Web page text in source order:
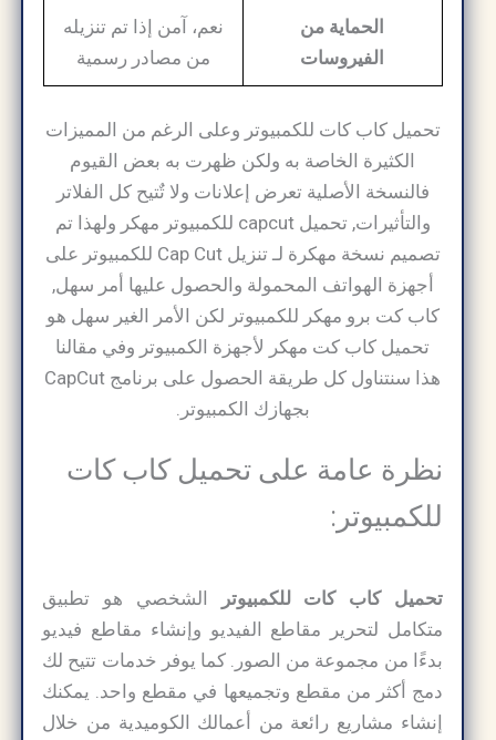
الحماية من
الفيروسات
نعم، آمن إذا تم تنزيله
من مصادر رسمية
تحميل كاب كات للكمبيوتر وعلى الرغم من المميزات
الكثيرة الخاصة به ولكن ظهرت به بعض القيوم
فالنسخة الأصلية تعرض إعلانات ولا تٌتيح كل الفلاتر
والتأثيرات, تحميل capcut للكمبيوتر مهكر ولهذا تم
تصميم نسخة مهكرة لـ تنزيل Cap Cut للكمبيوتر على
أجهزة الهواتف المحمولة والحصول عليها أمر سهل,
كاب كت برو مهكر للكمبيوتر لكن الأمر الغير سهل هو
تحميل كاب كت مهكر لأجهزة الكمبيوتر وفي مقالنا
هذا سنتناول كل طريقة الحصول على برنامج CapCut
بجهازك الكمبيوتر.
نظرة عامة على تحميل كاب كات
للكمبيوتر:
تحميل كاب كات للكمبيوترالشخصي هو تطبيق
متكامل لتحرير مقاطع الفيديو وإنشاء مقاطع فيديو
بدءًا من مجموعة من الصور. كما يوفر خدمات تتيح لك
دمج أكثر من مقطع وتجميعها في مقطع واحد. يمكنك
إنشاء مشاريع رائعة من أعمالك الكوميدية من خلال